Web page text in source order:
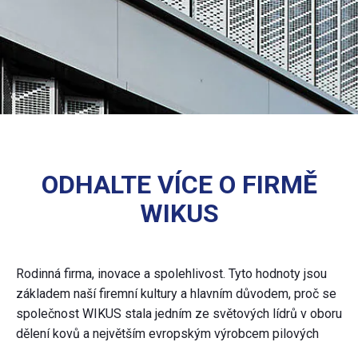
ODHALTE VÍCE O FIRMĚ
WIKUS
Rodinná firma, inovace a spolehlivost. Tyto hodnoty jsou
základem naší firemní kultury a hlavním důvodem, proč se
společnost WIKUS stala jedním ze světových lídrů v oboru
dělení kovů a největším evropským výrobcem pilových